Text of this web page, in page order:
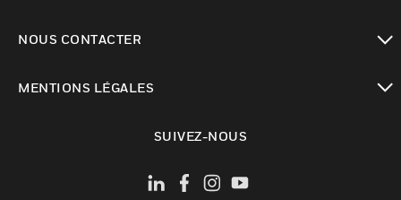
NOUS CONTACTER
MENTIONS LÉGALES
SUIVEZ-NOUS